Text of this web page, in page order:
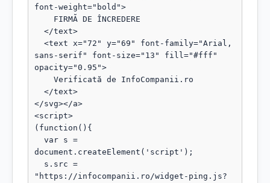
font-weight="bold">
sans-serif" font-size="13" fill="#fff"
opacity="0.95">
</svg></a>
<script>
(function(){
document.createElement('script');
"https://infocompanii.ro/widget-ping.js?